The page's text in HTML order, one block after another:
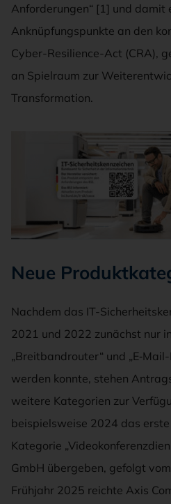
Anforderungen“ [1] und damit
Anknüpfungspunkte an den
Cyber-Resilience-Act (CRA),
an Spielraum zur
Transformation.
Neue
Nachdem das IT-
2021 und 2022 zunächst nur
„Breitbandrouter“ und
werden konnte, stehen
weitere Kategorien zur
beispielsweise 2024 das
Kategorie
GmbH übergeben, gefolgt
Frühjahr 2025 reichte Axis